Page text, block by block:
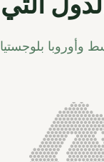
وأوروبا